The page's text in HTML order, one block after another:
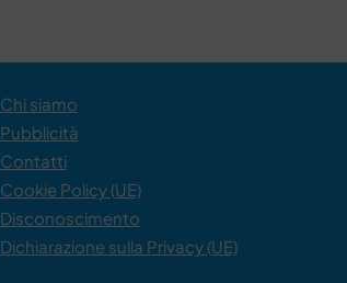
Chi siamo
Pubblicità
Contatti
Cookie Policy (UE)
Disconoscimento
Dichiarazione sulla Privacy (UE)